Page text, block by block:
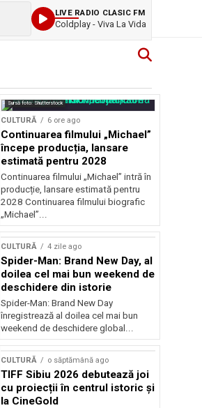
LIVE RADIO CLASIC FM
Coldplay - Viva La Vida
Sursă foto: Shutterstock
CULTURĂ 6 ore ago
Continuarea filmului „Michael”
începe producția, lansare
estimată pentru 2028
Continuarea filmului „Michael” intră în
producție, lansare estimată pentru
2028 Continuarea filmului biografic
„Michael”...
CULTURĂ 4 zile ago
Spider-Man: Brand New Day, al
doilea cel mai bun weekend de
deschidere din istorie
Spider-Man: Brand New Day
înregistrează al doilea cel mai bun
weekend de deschidere global...
CULTURĂ o săptămână ago
TIFF Sibiu 2026 debutează joi
cu proiecții în centrul istoric și
la CineGold